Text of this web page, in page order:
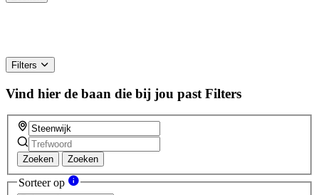
Filters
Vind hier de baan die bij jou past Filters
Zoeken Zoeken
Sorteer op